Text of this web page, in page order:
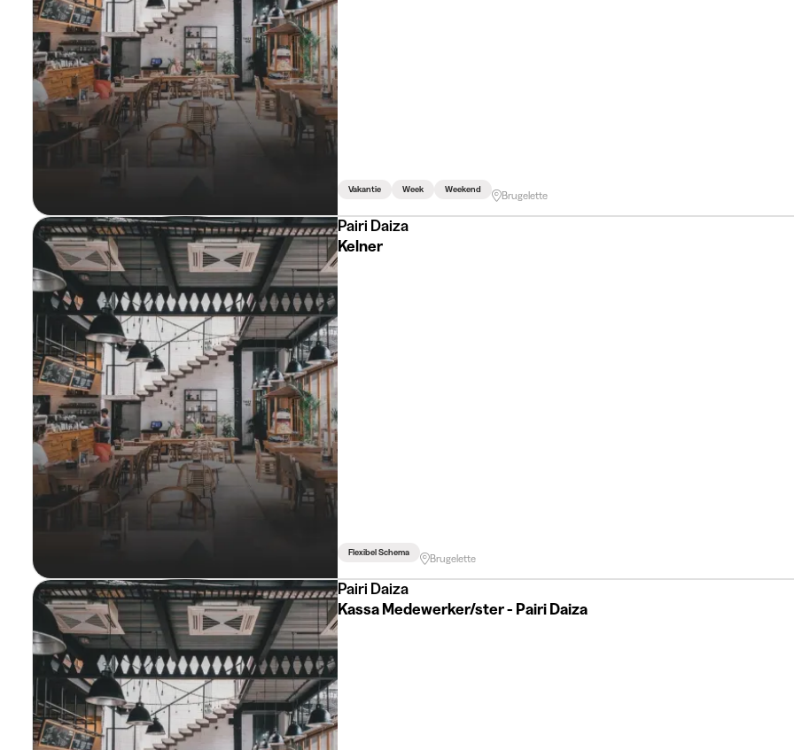
Vakantie Week Weekend Brugelette
Pairi Daiza
Kelner
Flexibel Schema Brugelette
Pairi Daiza
Kassa Medewerker/ster - Pairi Daiza